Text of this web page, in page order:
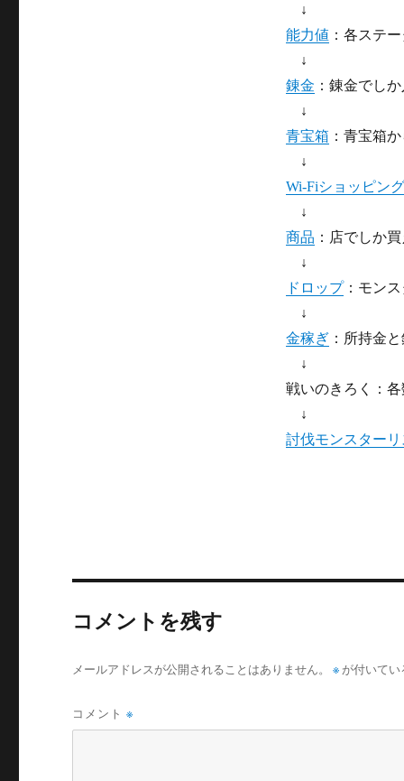
↓
能力値 ：各ステ
↓
錬金 ：錬金でし
↓
青宝箱 ：青宝箱
↓
Wi-Fiショッピング
↓
商品 ：店でしか
↓
ドロップ：モン
↓
金稼ぎ：所持金
↓
戦いのきろく：
↓
討伐モンスターリ
コメントを残す
メールアドレスが公開されることはありません。 ※ が付いてい
コメント※